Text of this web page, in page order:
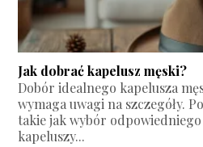
Jak dobrać kapelusz męski?
Dobór idealnego kapelusza
wymaga uwagi na szczegóły.
takie jak wybór
kapeluszy...